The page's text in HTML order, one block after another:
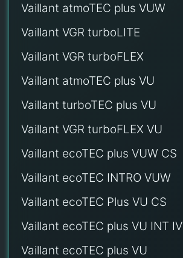
Vaillant atmoTEC plus VUW
Vaillant VGR turboLITE
Vaillant VGR turboFLEX
Vaillant atmoTEC plus VU
Vaillant turboTEC plus VU
Vaillant VGR turboFLEX VU
Vaillant ecoTEC plus VUW CS
Vaillant ecoTEC INTRO VUW
Vaillant ecoTEC Plus VU CS
Vaillant ecoTEC plus VU INT IV
Vaillant ecoTEC plus VU